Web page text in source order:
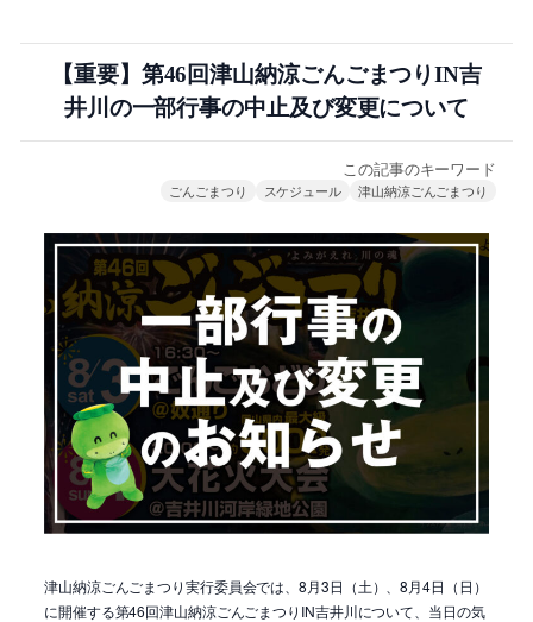
【重要】第46回津山納涼ごんごまつりIN吉
井川の一部行事の中止及び変更について
この記事のキーワード
ごんごまつり スケジュール 津山納涼ごんごまつり
津山納涼ごんごまつり実行委員会では、8月3日（土）、8月4日（日）
に開催する第46回津山納涼ごんごまつりIN吉井川について、当日の気